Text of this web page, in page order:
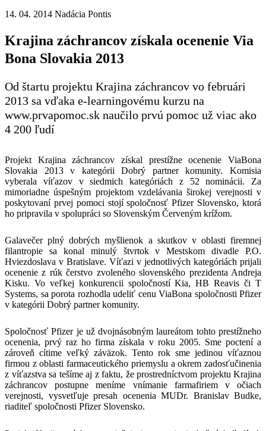
14. 04. 2014 Nadácia Pontis
Krajina záchrancov získala ocenenie Via
Bona Slovakia 2013
Od štartu projektu Krajina záchrancov vo februári
2013 sa vďaka e-learningovému kurzu na
www.prvapomoc.sk naučilo prvú pomoc už viac ako
4 200 ľudí
Projekt Krajina záchrancov získal prestížne ocenenie ViaBona
Slovakia 2013 v kategórii Dobrý partner komunity. Komisia
vyberala víťazov v siedmich kategóriách z 52 nominácii. Za
mimoriadne úspešným projektom vzdelávania širokej verejnosti v
poskytovaní prvej pomoci stojí spoločnosť Pfizer Slovensko, ktorá
ho pripravila v spolupráci so Slovenským Červeným krížom.
Galavečer plný dobrých myšlienok a skutkov v oblasti firemnej
filantropie sa konal minulý štvrtok v Mestskom divadle P.O.
Hviezdoslava v Bratislave. Víťazi v jednotlivých kategóriách prijali
ocenenie z rúk čerstvo zvoleného slovenského prezidenta Andreja
Kisku. Vo veľkej konkurencii spoločností Kia, HB Reavis či T
Systems, sa porota rozhodla udeliť cenu ViaBona spoločnosti Pfizer
v kategórii Dobrý partner komunity.
Spoločnosť Pfizer je už dvojnásobným laureátom tohto prestížneho
ocenenia, prvý raz ho firma získala v roku 2005. Sme poctení a
zároveň cítime veľký záväzok. Tento rok sme jedinou víťaznou
firmou z oblasti farmaceutického priemyslu a okrem zadosťučinenia
z víťazstva sa tešíme aj z faktu, že prostredníctvom projektu Krajina
záchrancov postupne meníme vnímanie farmafiriem v očiach
verejnosti, vysvetľuje presah ocenenia MUDr. Branislav Budke,
riaditeľ spoločnosti Pfizer Slovensko.